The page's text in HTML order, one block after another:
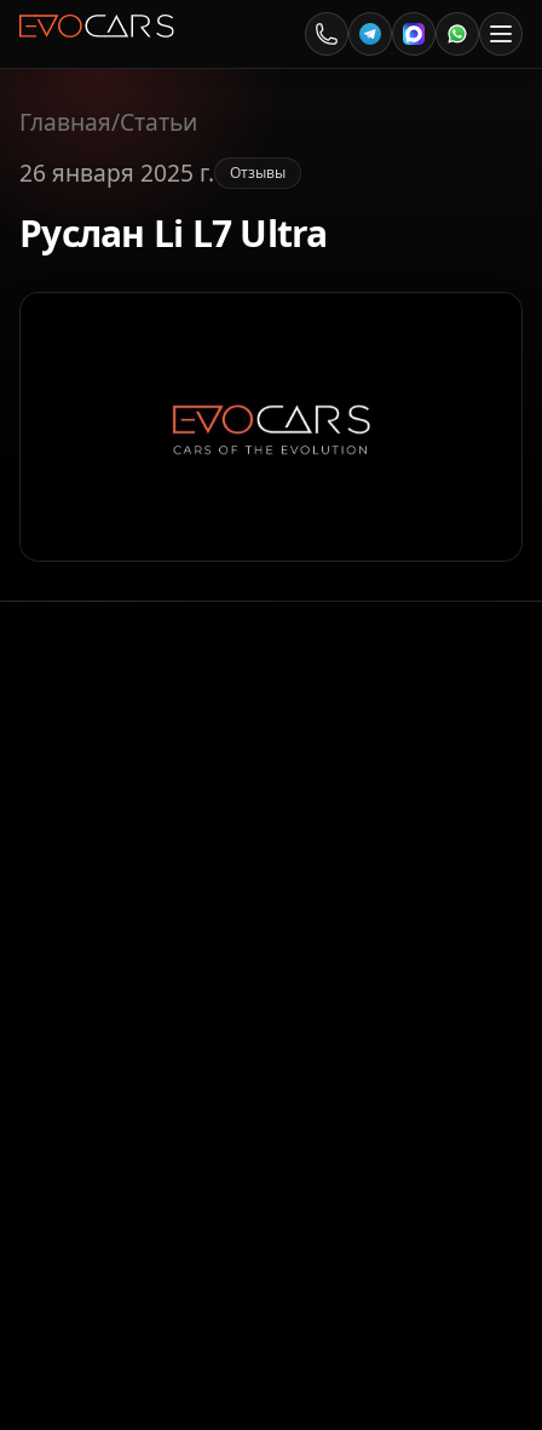
Главная/Статьи
26 января 2025 г.
Отзывы
Руслан Li L7 Ultra